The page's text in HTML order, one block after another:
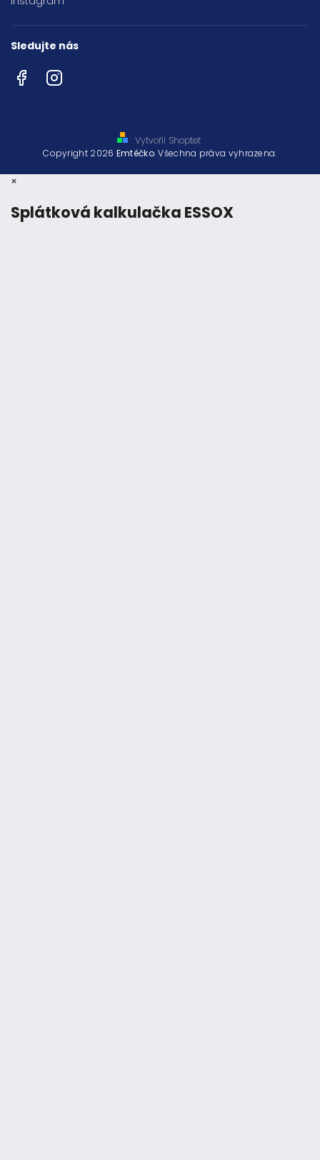
Sledujte nás
FacebookInstagram
Vytvořil Shoptet
Copyright 2026 Emtéčko. Všechna práva vyhrazena.
×
Splátková kalkulačka ESSOX